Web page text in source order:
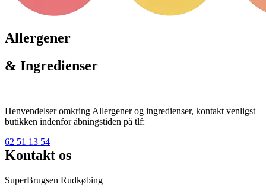
Allergener
& Ingredienser
Henvendelser omkring Allergener og ingredienser, kontakt venligst
butikken indenfor åbningstiden på tlf:
62 51 13 54
Kontakt os
SuperBrugsen Rudkøbing